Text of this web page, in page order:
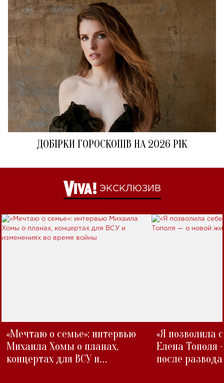
ДОБІРКИ ГОРОСКОПІВ НА 2026 РІК
ЭКСКЛЮЗИВ
«Мечтаю о семье»: интервью
Михаила Хомы о планах,
концертах для ВСУ и
«Я позволила
Елена Тополя
после развода